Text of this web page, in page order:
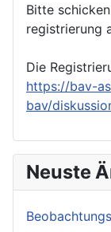
Bitte
registrierung
Die
https://bav-
bav/
Neuste